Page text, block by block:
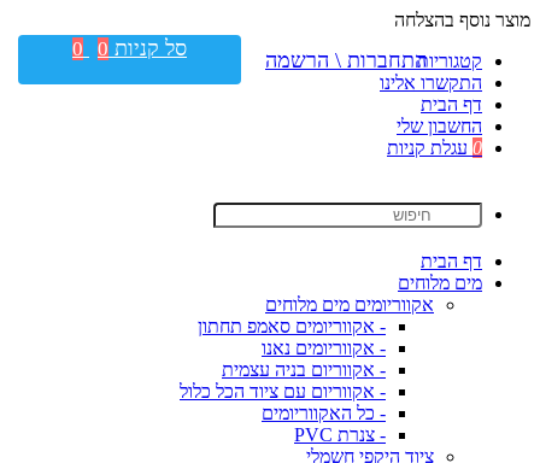
מוצר נוסף בהצלחה
קטגוריות
התקשרו אלינו
דף הבית
החשבון שלי
0 עגלת קניות
דף הבית
מים מלוחים
אקווריומים מים מלוחים
- אקווריומים סאמפ תחתון
- אקווריומים נאנו
- אקווריום בניה עצמית
- אקווריום עם ציוד הכל כלול
- כל האקווריומים
- צנרת PVC
ציוד היקפי חשמלי
התחברות \ הרשמה סל קניות 0
0